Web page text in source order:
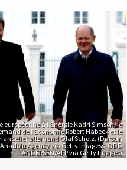
européenne à l’Energie Kadri Simson, le
de l’Economie Robert Habeck et le
allemand Olaf Scholz. (Dursun
Agency via Getty Imagess, ODD
ANDERSEN/AFP via Getty Images)